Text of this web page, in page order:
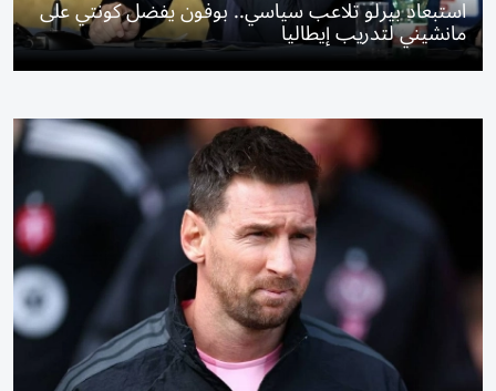
استبعاد بيرلو تلاعب سياسي.. بوفون يفضل كونتي على
مانشيني لتدريب إيطاليا